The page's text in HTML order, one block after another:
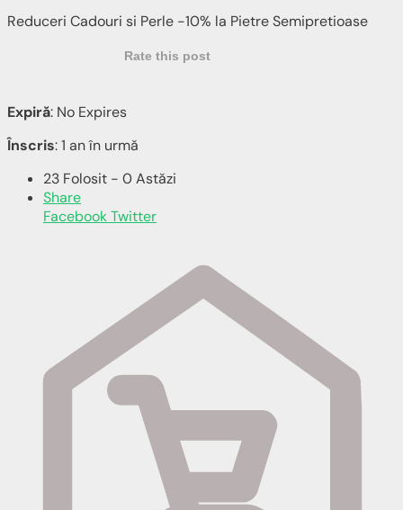
Reduceri Cadouri si Perle -10% la Pietre Semipretioase
Rate this post
Expiră: No Expires
Înscris: 1 an în urmă
23 Folosit - 0 Astăzi
Share
FacebookTwitter